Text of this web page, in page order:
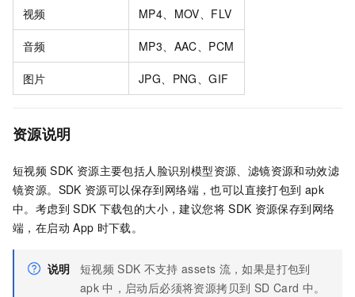
视频 MP4、MOV、FLV
音频 MP3、AAC、PCM
图片 JPG、PNG、GIF
资源说明
短视频 SDK 资源主要包括人脸识别模型资源、滤镜资源和动效滤
镜资源。SDK 资源可以保存到网络端，也可以直接打包到 apk
中。考虑到 SDK 下载包的大小，建议您将 SDK 资源保存到网络
端，在启动 App 时下载。
说明 短视频 SDK 不支持 assets 流，如果是打包到
apk 中，启动后必须将资源拷贝到 SD Card 中。